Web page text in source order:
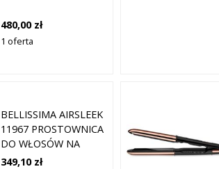
480,00 zł
1 oferta
BELLISSIMA AIRSLEEK
11967 PROSTOWNICA
DO WŁOSÓW NA
POWIETRZE 1 SZT.
349,10 zł